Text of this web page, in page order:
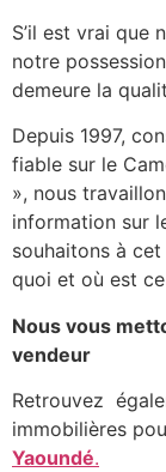
S’il est vrai que
notre
demeure la
Depuis 1997,
fiable sur le
», nous
information sur
souhaitons à
quoi et où est
Nous vous
vendeur
Retrouvez
immobilières
Yaoundé.